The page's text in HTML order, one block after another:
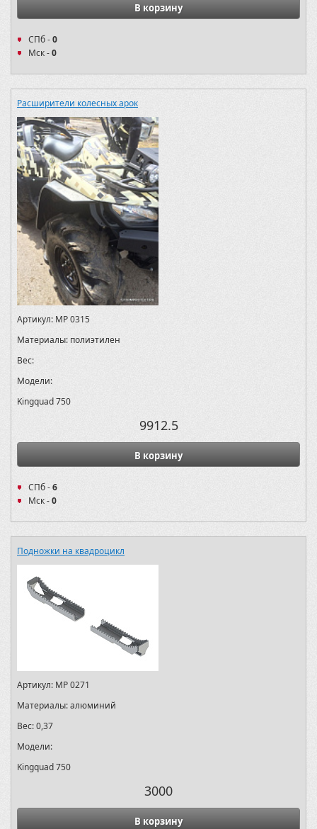
В корзину
СПб -0
Мск -0
Расширители колесных арок
Артикул: MP 0315
Материалы: полиэтилен
Вес:
Модели:
Kingquad 750
9912.5
В корзину
СПб -6
Мск -0
Подножки на квадроцикл
Артикул: MP 0271
Материалы:алюминий
Вес:0,37
Модели:
Kingquad 750
3000
В корзину